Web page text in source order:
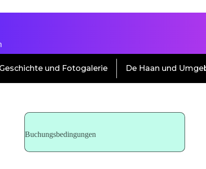
Geschichte und Fotogalerie De Haan und
Buchungsbedingungen